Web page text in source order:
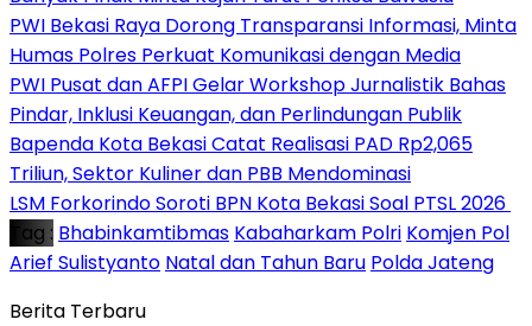
PWI Bekasi Raya Dorong Transparansi Informasi, Minta
Humas Polres Perkuat Komunikasi dengan Media
PWI Pusat dan AFPI Gelar Workshop Jurnalistik Bahas
Pindar, Inklusi Keuangan, dan Perlindungan Publik
Bapenda Kota Bekasi Catat Realisasi PAD Rp2,065
Triliun, Sektor Kuliner dan PBB Mendominasi
‎LSM Forkorindo Soroti BPN Kota Bekasi Soal PTSL 2026 ‎
Tag : Bhabinkamtibmas Kabaharkam Polri Komjen Pol
Arief Sulistyanto Natal dan Tahun Baru Polda Jateng
Berita Terbaru